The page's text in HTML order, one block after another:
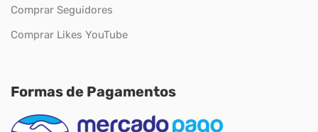
Comprar Seguidores
Comprar Likes YouTube
Formas de Pagamentos